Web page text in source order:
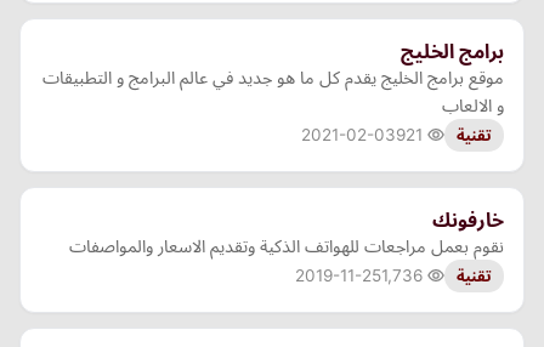
برامج الخليج
موقع برامج الخليج يقدم كل ما هو جديد في عالم البرامج و التطبيقات
و الالعاب
تقنية 2021-02-03
خارفونك
نقوم بعمل مراجعات للهواتف الذكية وتقديم الاسعار والمواصفات
تقنية 2019-11-25